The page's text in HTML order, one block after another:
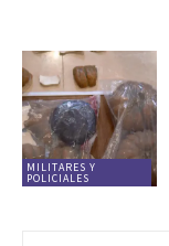
MILITARES Y
POLICIALES